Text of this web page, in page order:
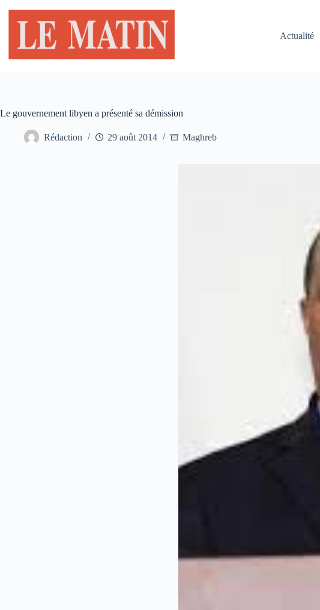
contenu
Actualité
Le gouvernement libyen a présenté sa démission
Rédaction 29 août 2014 Maghreb